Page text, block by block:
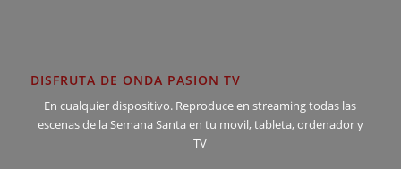
DISFRUTA DE ONDA PASION TV
En cualquier dispositivo. Reproduce en streaming todas las
escenas de la Semana Santa en tu movil, tableta, ordenador y
TV